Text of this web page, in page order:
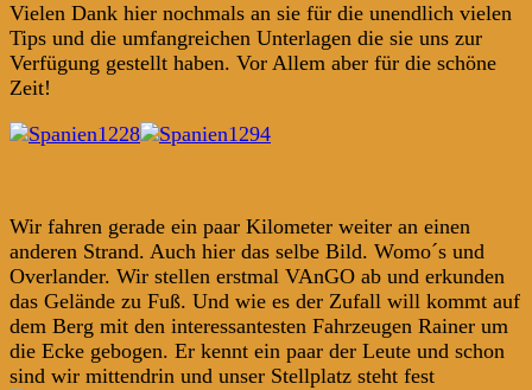
Vielen Dank hier nochmals an sie für die unendlich vielen
Tips und die umfangreichen Unterlagen die sie uns zur
Verfügung gestellt haben. Vor Allem aber für die schöne
Zeit!
Wir fahren gerade ein paar Kilometer weiter an einen
anderen Strand. Auch hier das selbe Bild. Womo´s und
Overlander. Wir stellen erstmal VAnGO ab und erkunden
das Gelände zu Fuß. Und wie es der Zufall will kommt auf
dem Berg mit den interessantesten Fahrzeugen Rainer um
die Ecke gebogen. Er kennt ein paar der Leute und schon
sind wir mittendrin und unser Stellplatz steht fest